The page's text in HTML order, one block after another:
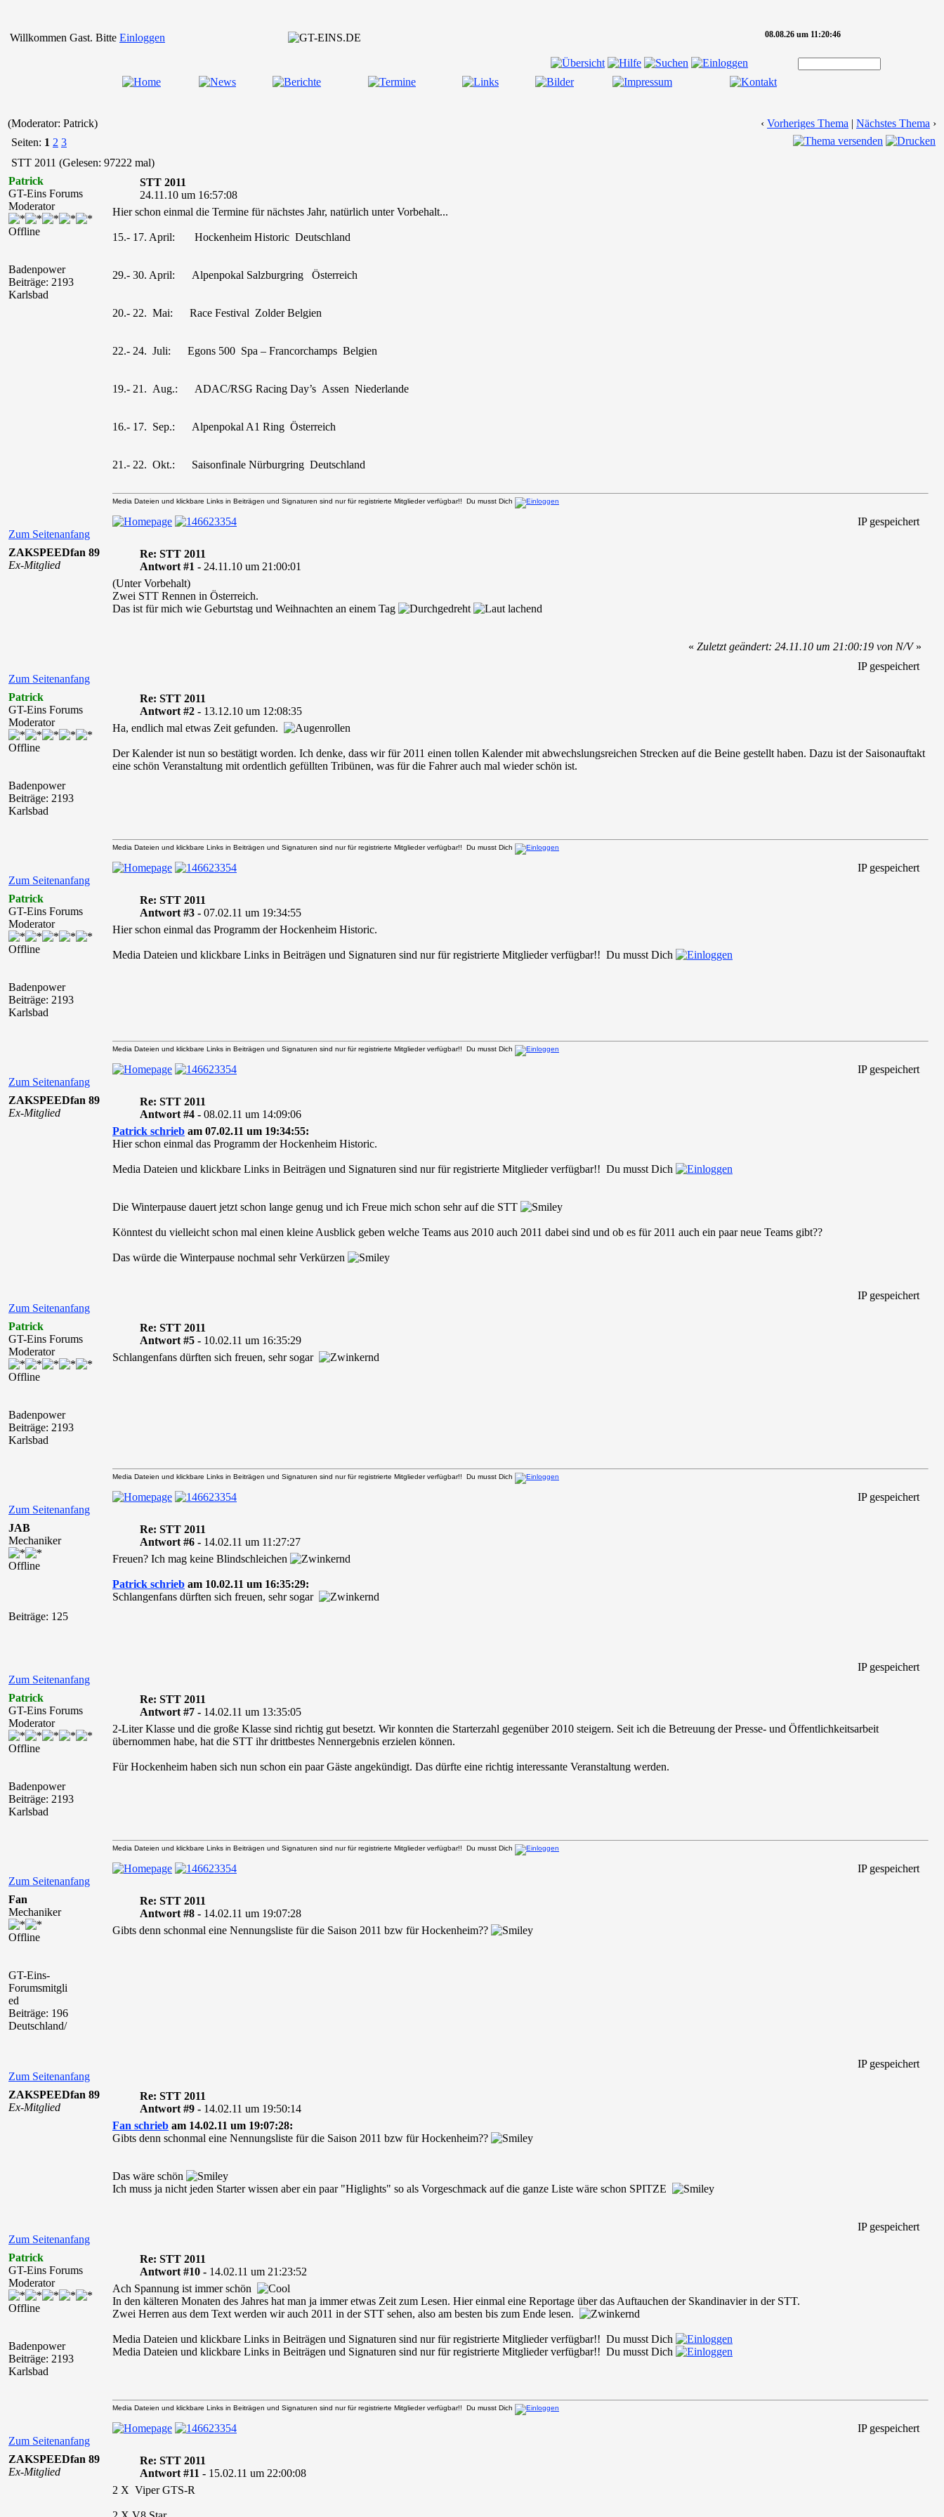
Willkommen Gast. Bitte Einloggen 08.08.26 um 11:20:46
(Moderator: Patrick) ‹ Vorheriges Thema | Nächstes Thema ›
Seiten: 1 2 3
STT 2011 (Gelesen: 97222 mal)
Patrick
GT-Eins Forums
Moderator
Offline
Badenpower
Beiträge: 2193
Karlsbad
STT 2011
24.11.10 um 16:57:08
Hier schon einmal die Termine für nächstes Jahr, natürlich unter Vorbehalt...
15.- 17. April: Hockenheim Historic Deutschland
29.- 30. April: Alpenpokal Salzburgring Österreich
20.- 22. Mai: Race Festival Zolder Belgien
22.- 24. Juli: Egons 500 Spa – Francorchamps Belgien
19.- 21. Aug.: ADAC/RSG Racing Day’s Assen Niederlande
16.- 17. Sep.: Alpenpokal A1 Ring Österreich
21.- 22. Okt.: Saisonfinale Nürburgring Deutschland
Zum Seitenanfang
Media Dateien und klickbare Links in Beiträgen und Signaturen sind nur für registrierte Mitglieder verfügbar!! Du musst Dich
IP gespeichert
ZAKSPEEDfan 89
Ex-Mitglied
Re: STT 2011
Antwort #1 - 24.11.10 um 21:00:01
(Unter Vorbehalt)
Zwei STT Rennen in Österreich.
Das ist für mich wie Geburtstag und Weihnachten an einem Tag
Zum Seitenanfang
«Zuletzt geändert: 24.11.10 um 21:00:19 von N/V»
IP gespeichert
Patrick
GT-Eins Forums
Moderator
Offline
Badenpower
Beiträge: 2193
Karlsbad
Re: STT 2011
Antwort #2 - 13.12.10 um 12:08:35
Ha, endlich mal etwas Zeit gefunden.
Der Kalender ist nun so bestätigt worden. Ich denke, dass wir für 2011 einen tollen Kalender mit abwechslungsreichen Strecken auf die Beine gestellt haben. Dazu ist der Saisonauftakt
eine schön Veranstaltung mit ordentlich gefüllten Tribünen, was für die Fahrer auch mal wieder schön ist.
Zum Seitenanfang
Media Dateien und klickbare Links in Beiträgen und Signaturen sind nur für registrierte Mitglieder verfügbar!! Du musst Dich
IP gespeichert
Patrick
GT-Eins Forums
Moderator
Offline
Badenpower
Beiträge: 2193
Karlsbad
Re: STT 2011
Antwort #3 - 07.02.11 um 19:34:55
Hier schon einmal das Programm der Hockenheim Historic.
Media Dateien und klickbare Links in Beiträgen und Signaturen sind nur für registrierte Mitglieder verfügbar!! Du musst Dich
Zum Seitenanfang
Media Dateien und klickbare Links in Beiträgen und Signaturen sind nur für registrierte Mitglieder verfügbar!! Du musst Dich
IP gespeichert
ZAKSPEEDfan 89
Ex-Mitglied
Re: STT 2011
Antwort #4 - 08.02.11 um 14:09:06
Patrick schrieb am 07.02.11 um 19:34:55:
Hier schon einmal das Programm der Hockenheim Historic.
Media Dateien und klickbare Links in Beiträgen und Signaturen sind nur für registrierte Mitglieder verfügbar!! Du musst Dich
Die Winterpause dauert jetzt schon lange genug und ich Freue mich schon sehr auf die STT
Könntest du vielleicht schon mal einen kleine Ausblick geben welche Teams aus 2010 auch 2011 dabei sind und ob es für 2011 auch ein paar neue Teams gibt??
Das würde die Winterpause nochmal sehr Verkürzen
Zum Seitenanfang
IP gespeichert
Patrick
GT-Eins Forums
Moderator
Offline
Badenpower
Beiträge: 2193
Karlsbad
Re: STT 2011
Antwort #5 - 10.02.11 um 16:35:29
Schlangenfans dürften sich freuen, sehr sogar
Zum Seitenanfang
Media Dateien und klickbare Links in Beiträgen und Signaturen sind nur für registrierte Mitglieder verfügbar!! Du musst Dich
IP gespeichert
JAB
Mechaniker
Offline
Beiträge: 125
Re: STT 2011
Antwort #6 - 14.02.11 um 11:27:27
Freuen? Ich mag keine Blindschleichen
Patrick schrieb am 10.02.11 um 16:35:29:
Schlangenfans dürften sich freuen, sehr sogar
Zum Seitenanfang
IP gespeichert
Patrick
GT-Eins Forums
Moderator
Offline
Badenpower
Beiträge: 2193
Karlsbad
Re: STT 2011
Antwort #7 - 14.02.11 um 13:35:05
2-Liter Klasse und die große Klasse sind richtig gut besetzt. Wir konnten die Starterzahl gegenüber 2010 steigern. Seit ich die Betreuung der Presse- und Öffentlichkeitsarbeit
übernommen habe, hat die STT ihr drittbestes Nennergebnis erzielen können.
Für Hockenheim haben sich nun schon ein paar Gäste angekündigt. Das dürfte eine richtig interessante Veranstaltung werden.
Zum Seitenanfang
Media Dateien und klickbare Links in Beiträgen und Signaturen sind nur für registrierte Mitglieder verfügbar!! Du musst Dich
IP gespeichert
Fan
Mechaniker
Offline
GT-Eins-
Forumsmitgli
ed
Beiträge: 196
Deutschland/
Re: STT 2011
Antwort #8 - 14.02.11 um 19:07:28
Gibts denn schonmal eine Nennungsliste für die Saison 2011 bzw für Hockenheim??
Zum Seitenanfang
IP gespeichert
ZAKSPEEDfan 89
Ex-Mitglied
Re: STT 2011
Antwort #9 - 14.02.11 um 19:50:14
Fan schrieb am 14.02.11 um 19:07:28:
Gibts denn schonmal eine Nennungsliste für die Saison 2011 bzw für Hockenheim??
Das wäre schön
Ich muss ja nicht jeden Starter wissen aber ein paar "Higlights" so als Vorgeschmack auf die ganze Liste wäre schon SPITZE
Zum Seitenanfang
IP gespeichert
Patrick
GT-Eins Forums
Moderator
Offline
Badenpower
Beiträge: 2193
Karlsbad
Re: STT 2011
Antwort #10 - 14.02.11 um 21:23:52
Ach Spannung ist immer schön
In den kälteren Monaten des Jahres hat man ja immer etwas Zeit zum Lesen. Hier einmal eine Reportage über das Auftauchen der Skandinavier in der STT.
Zwei Herren aus dem Text werden wir auch 2011 in der STT sehen, also am besten bis zum Ende lesen.
Media Dateien und klickbare Links in Beiträgen und Signaturen sind nur für registrierte Mitglieder verfügbar!! Du musst Dich
Media Dateien und klickbare Links in Beiträgen und Signaturen sind nur für registrierte Mitglieder verfügbar!! Du musst Dich
Zum Seitenanfang
Media Dateien und klickbare Links in Beiträgen und Signaturen sind nur für registrierte Mitglieder verfügbar!! Du musst Dich
IP gespeichert
ZAKSPEEDfan 89
Ex-Mitglied
Re: STT 2011
Antwort #11 - 15.02.11 um 22:00:08
2 X Viper GTS-R